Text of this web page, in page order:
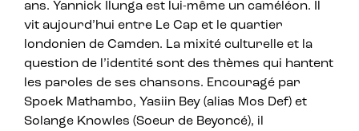
ans. Yannick Ilunga est lui-même un caméléon. Il
vit aujourd’hui entre Le Cap et le quartier
londonien de Camden. La mixité culturelle et la
question de l’identité sont des thèmes qui hantent
les paroles de ses chansons. Encouragé par
Spoek Mathambo, Yasiin Bey (alias Mos Def) et
Solange Knowles (Soeur de Beyoncé), il